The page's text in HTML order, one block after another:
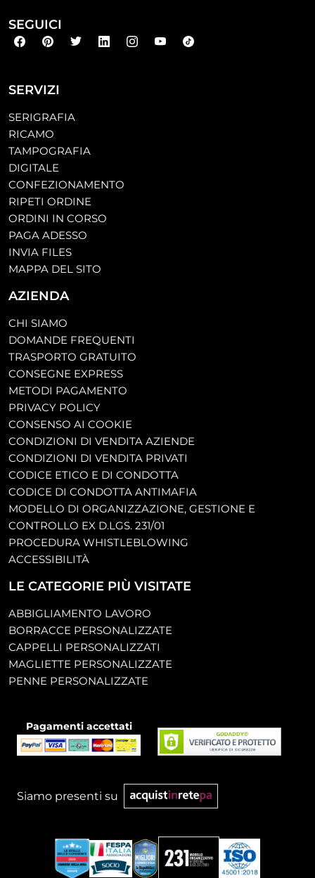
SERVIZI
SERIGRAFIA
RICAMO
TAMPOGRAFIA
DIGITALE
CONFEZIONAMENTO
RIPETI ORDINE
ORDINI IN CORSO
PAGA ADESSO
INVIA FILES
MAPPA DEL SITO
AZIENDA
CHI SIAMO
DOMANDE FREQUENTI
TRASPORTO GRATUITO
CONSEGNE EXPRESS
METODI PAGAMENTO
PRIVACY POLICY
CONSENSO AI COOKIE
CONDIZIONI DI VENDITA AZIENDE
CONDIZIONI DI VENDITA PRIVATI
CODICE ETICO E DI CONDOTTA
CODICE DI CONDOTTA ANTIMAFIA
MODELLO DI ORGANIZZAZIONE, GESTIONE E
CONTROLLO EX D.LGS. 231/01
PROCEDURA WHISTLEBLOWING
ACCESSIBILITÀ
LE CATEGORIE PIÙ VISITATE
ABBIGLIAMENTO LAVORO
BORRACCE PERSONALIZZATE
CAPPELLI PERSONALIZZATI
MAGLIETTE PERSONALIZZATE
PENNE PERSONALIZZATE
SEGUICI
Pagamenti accettati
Siamo presenti su